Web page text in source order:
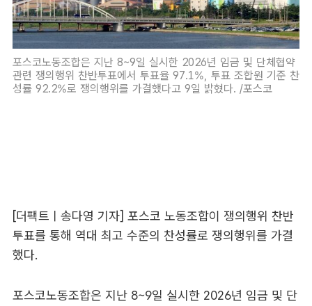
포스코노동조합은 지난 8~9일 실시한 2026년 임금 및 단체협약
관련 쟁의행위 찬반투표에서 투표율 97.1%, 투표 조합원 기준 찬
성률 92.2%로 쟁의행위를 가결했다고 9일 밝혔다. /포스코
[더팩트ㅣ송다영 기자] 포스코 노동조합이 쟁의행위 찬반
투표를 통해 역대 최고 수준의 찬성률로 쟁의행위를 가결
했다.
포스코노동조합은 지난 8~9일 실시한 2026년 임금 및 단